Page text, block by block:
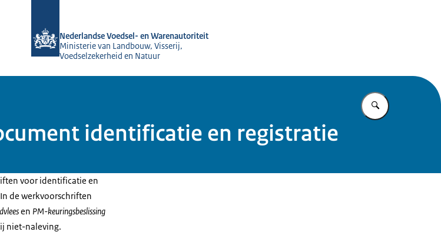
Nederlandse Voedsel- en Warenautoriteit
Ministerie van Landbouw, Visserij,
Voedselzekerheid en Natuur
Vul in wat u
identificatie en registratie
voor identificatie en
de werkvoorschriften
en PM-keuringsbeslissing
niet-naleving.